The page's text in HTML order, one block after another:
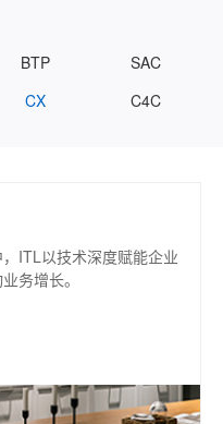
BTP
SAC
CX C4C
ITL以技术深度赋能企业
务增长。